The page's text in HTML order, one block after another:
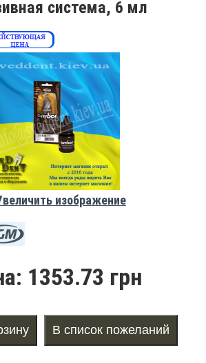
система, 6 мл
изображение
1353.73 грн